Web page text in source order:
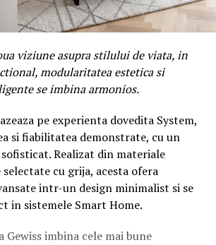
viziune asupra stilului de viata, in
modularitatea estetica si
se imbina armonios.
pe experienta dovedita System,
si fiabilitatea demonstrate, cu un
Realizat din materiale
cu grija, acesta ofera
intr-un design minimalist si se
in sistemele Smart Home.
Gewiss imbina cele mai bune